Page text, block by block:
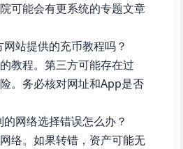
可能会有更系统的专题文章
站提供的充币教程吗？
教程。第三方可能存在过
。务必核对网址和App是否
网络选择错误怎么办？
络。如果转错，资产可能无